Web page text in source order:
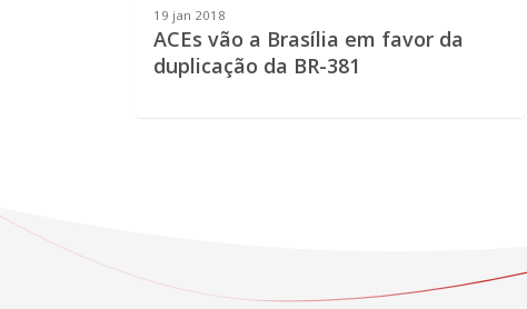
19 jan 2018
ACEs vão a Brasília em favor da
duplicação da BR-381